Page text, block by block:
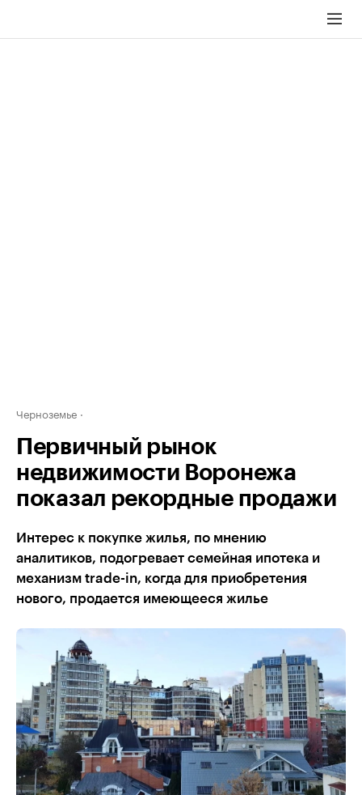
Черноземье
Первичный рынок
недвижимости Воронежа
показал рекордные продажи
Интерес к покупке жилья, по мнению
аналитиков, подогревает семейная ипотека и
механизм trade-in, когда для приобретения
нового, продается имеющееся жилье